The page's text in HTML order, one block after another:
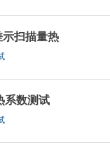
示扫描量热
系数测试